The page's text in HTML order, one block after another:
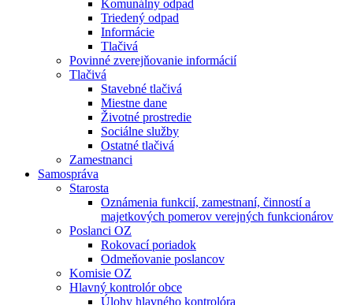
Komunálny odpad
Triedený odpad
Informácie
Tlačivá
Povinné zverejňovanie informácií
Tlačivá
Stavebné tlačivá
Miestne dane
Životné prostredie
Sociálne služby
Ostatné tlačivá
Zamestnanci
Samospráva
Starosta
Oznámenia funkcií, zamestnaní, činností a
majetkových pomerov verejných funkcionárov
Poslanci OZ
Rokovací poriadok
Odmeňovanie poslancov
Komisie OZ
Hlavný kontrolór obce
Úlohy hlavného kontrolóra